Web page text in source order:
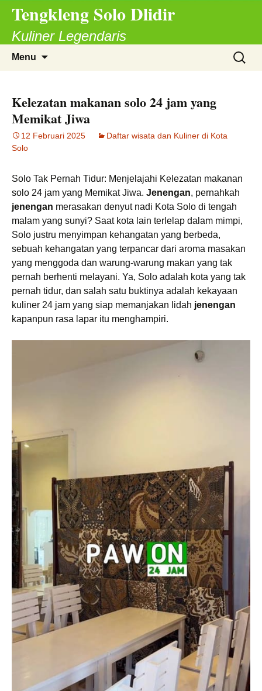
Tengkleng Solo Dlidir
Kuliner Legendaris
Menu
Cari
untuk:
Kelezatan makanan solo 24 jam yang
Memikat Jiwa
12 Februari 2025
Daftar wisata dan Kuliner di Kota
Solo
Solo Tak Pernah Tidur: Menjelajahi Kelezatan makanan
solo 24 jam yang Memikat Jiwa. Jenengan, pernahkah
jenengan merasakan denyut nadi Kota Solo di tengah
malam yang sunyi? Saat kota lain terlelap dalam mimpi,
Solo justru menyimpan kehangatan yang berbeda,
sebuah kehangatan yang terpancar dari aroma masakan
yang menggoda dan warung-warung makan yang tak
pernah berhenti melayani. Ya, Solo adalah kota yang tak
pernah tidur, dan salah satu buktinya adalah kekayaan
kuliner 24 jam yang siap memanjakan lidah jenengan
kapanpun rasa lapar itu menghampiri.